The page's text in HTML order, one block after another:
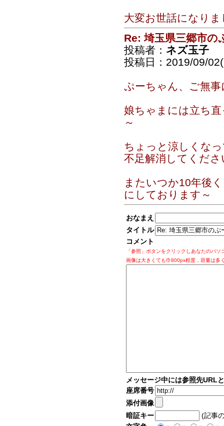
大変お世話になりま
Re: 埼玉県三郷市の
投稿者： ネズ玉子
投稿日：2019/09/
ぷーちゃん、ご無
娘ちゃまには立ち
～
ちょっと涼しくな
不足解消してくださ
またいつか10年後
にしております～
おなまえ
タイトル
コメント
「参照」ボタンをクリックしあなたのパ
画像は大きくても巾800px程度，容量は多
メッセージ中には参照先URL
座席番号
添付画像
暗証キー
(記事